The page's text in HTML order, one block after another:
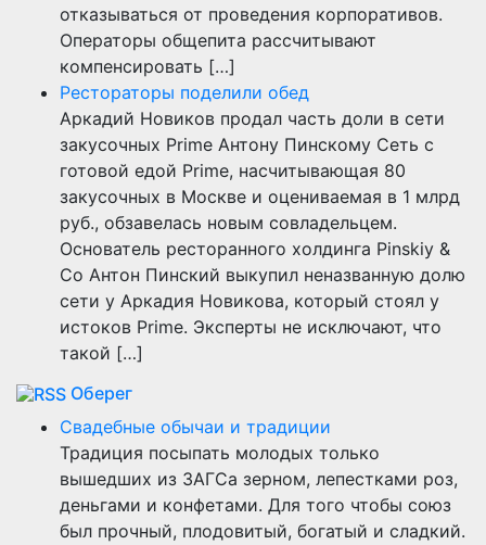
отказываться от проведения корпоративов.
Операторы общепита рассчитывают
компенсировать […]
Рестораторы поделили обед
Аркадий Новиков продал часть доли в сети
закусочных Prime Антону Пинскому Сеть с
готовой едой Prime, насчитывающая 80
закусочных в Москве и оцениваемая в 1 млрд
руб., обзавелась новым совладельцем.
Основатель ресторанного холдинга Pinskiy &
Co Антон Пинский выкупил неназванную долю
сети у Аркадия Новикова, который стоял у
истоков Prime. Эксперты не исключают, что
такой […]
Оберег
Свадебные обычаи и традиции
Традиция посыпать молодых только
вышедших из ЗАГСа зерном, лепестками роз,
деньгами и конфетами. Для того чтобы союз
был прочный, плодовитый, богатый и сладкий.